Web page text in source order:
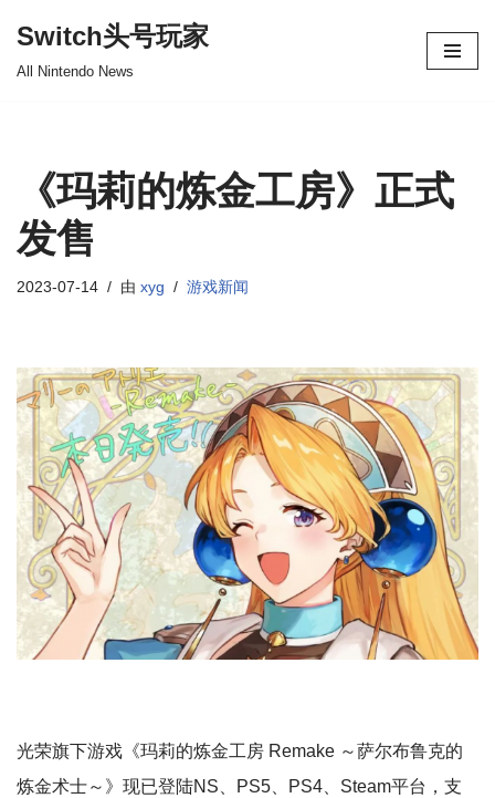
Switch头号玩家
All Nintendo News
《玛莉的炼金工房》正式
发售
2023-07-14 由 xyg 游戏新闻
光荣旗下游戏《玛莉的炼金工房 Remake ～萨尔布鲁克的
炼金术士～》现已登陆NS、PS5、PS4、Steam平台，支